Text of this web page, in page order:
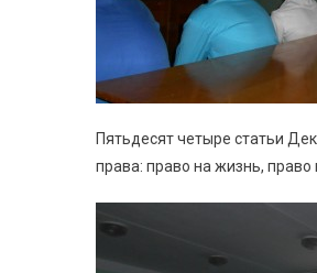
Пятьдесят четыре статьи
права: право на жизнь, право